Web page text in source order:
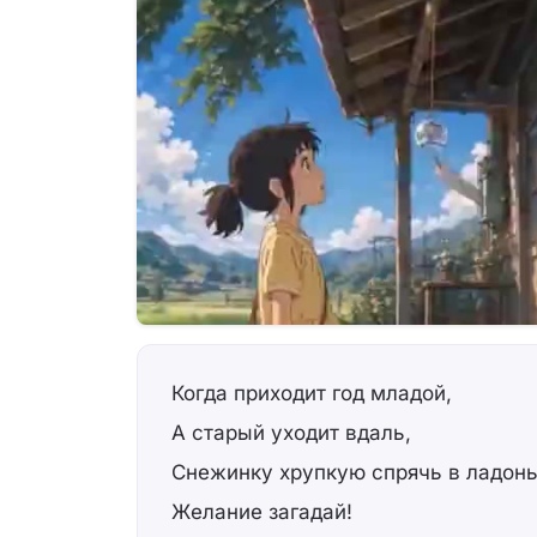
Когда приходит год младой,
А старый уходит вдаль,
Снежинку хрупкую спрячь в
Желание загадай!